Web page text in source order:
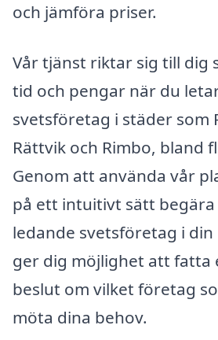
och jämföra priser.
Vår tjänst riktar sig till dig
tid och pengar när du
svetsföretag i städer som
Rättvik och Rimbo, bland
Genom att använda vår
på ett intuitivt sätt
ledande svetsföretag i
ger dig möjlighet att
beslut om vilket företag
möta dina behov.